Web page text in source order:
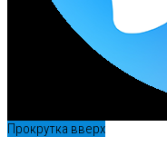
Прокрутка вверх